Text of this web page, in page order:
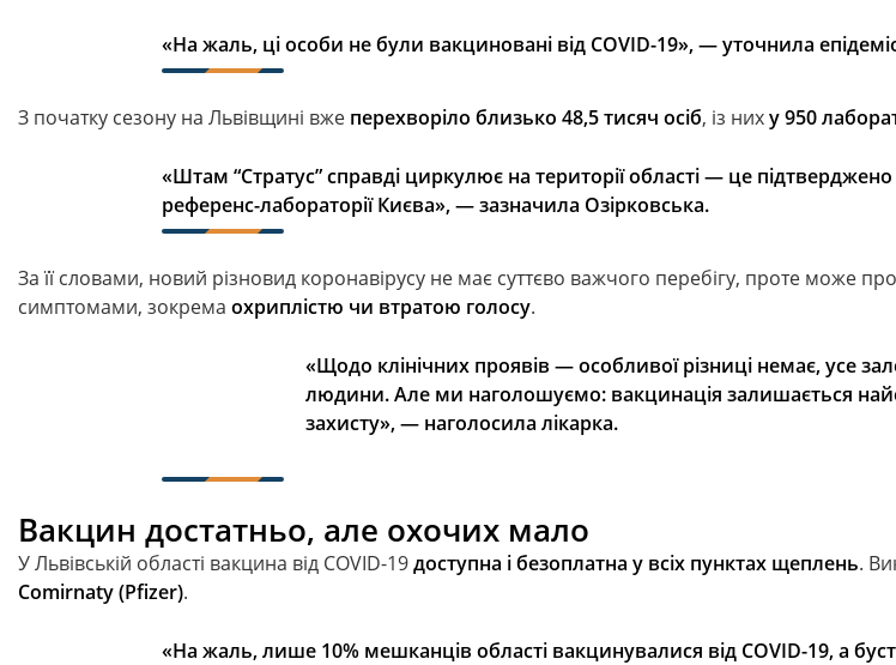
«На жаль, ці особи не були вакциновані від COVID-19», —уточнила
З початку сезону на Львівщині вже перехворіло близько 48,5 тисяч осіб, із ниху 950
«Штам “Стратус” справді циркулює на території області — це
референс-лабораторії Києва», —зазначила Озірковська.
За її словами, новий різновид коронавірусу не має суттєво важчого перебігу, проте може
симптомами, зокрема охриплістю чи втратою голосу.
«Щодо клінічних проявів — особливої різниці немає, усе
людини. Але ми наголошуємо: вакцинація залишається
захисту», — наголосила лікарка.
Вакцин достатньо, але охочих мало
У Львівській області вакцина від COVID-19доступна і безоплатна у всіх пунктах щеплень.
Comirnaty (Pfizer).
«На жаль, лише 10% мешканців області вакцинувалися від COVID-19, а